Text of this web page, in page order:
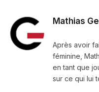
Mathias
Après avoir
féminine,
en tant que
sur ce qui lui